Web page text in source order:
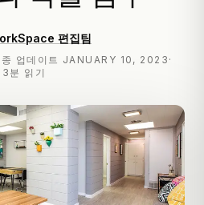
편집팀
종 업데이트 JANUARY 10, 2023 ·
3분 읽기